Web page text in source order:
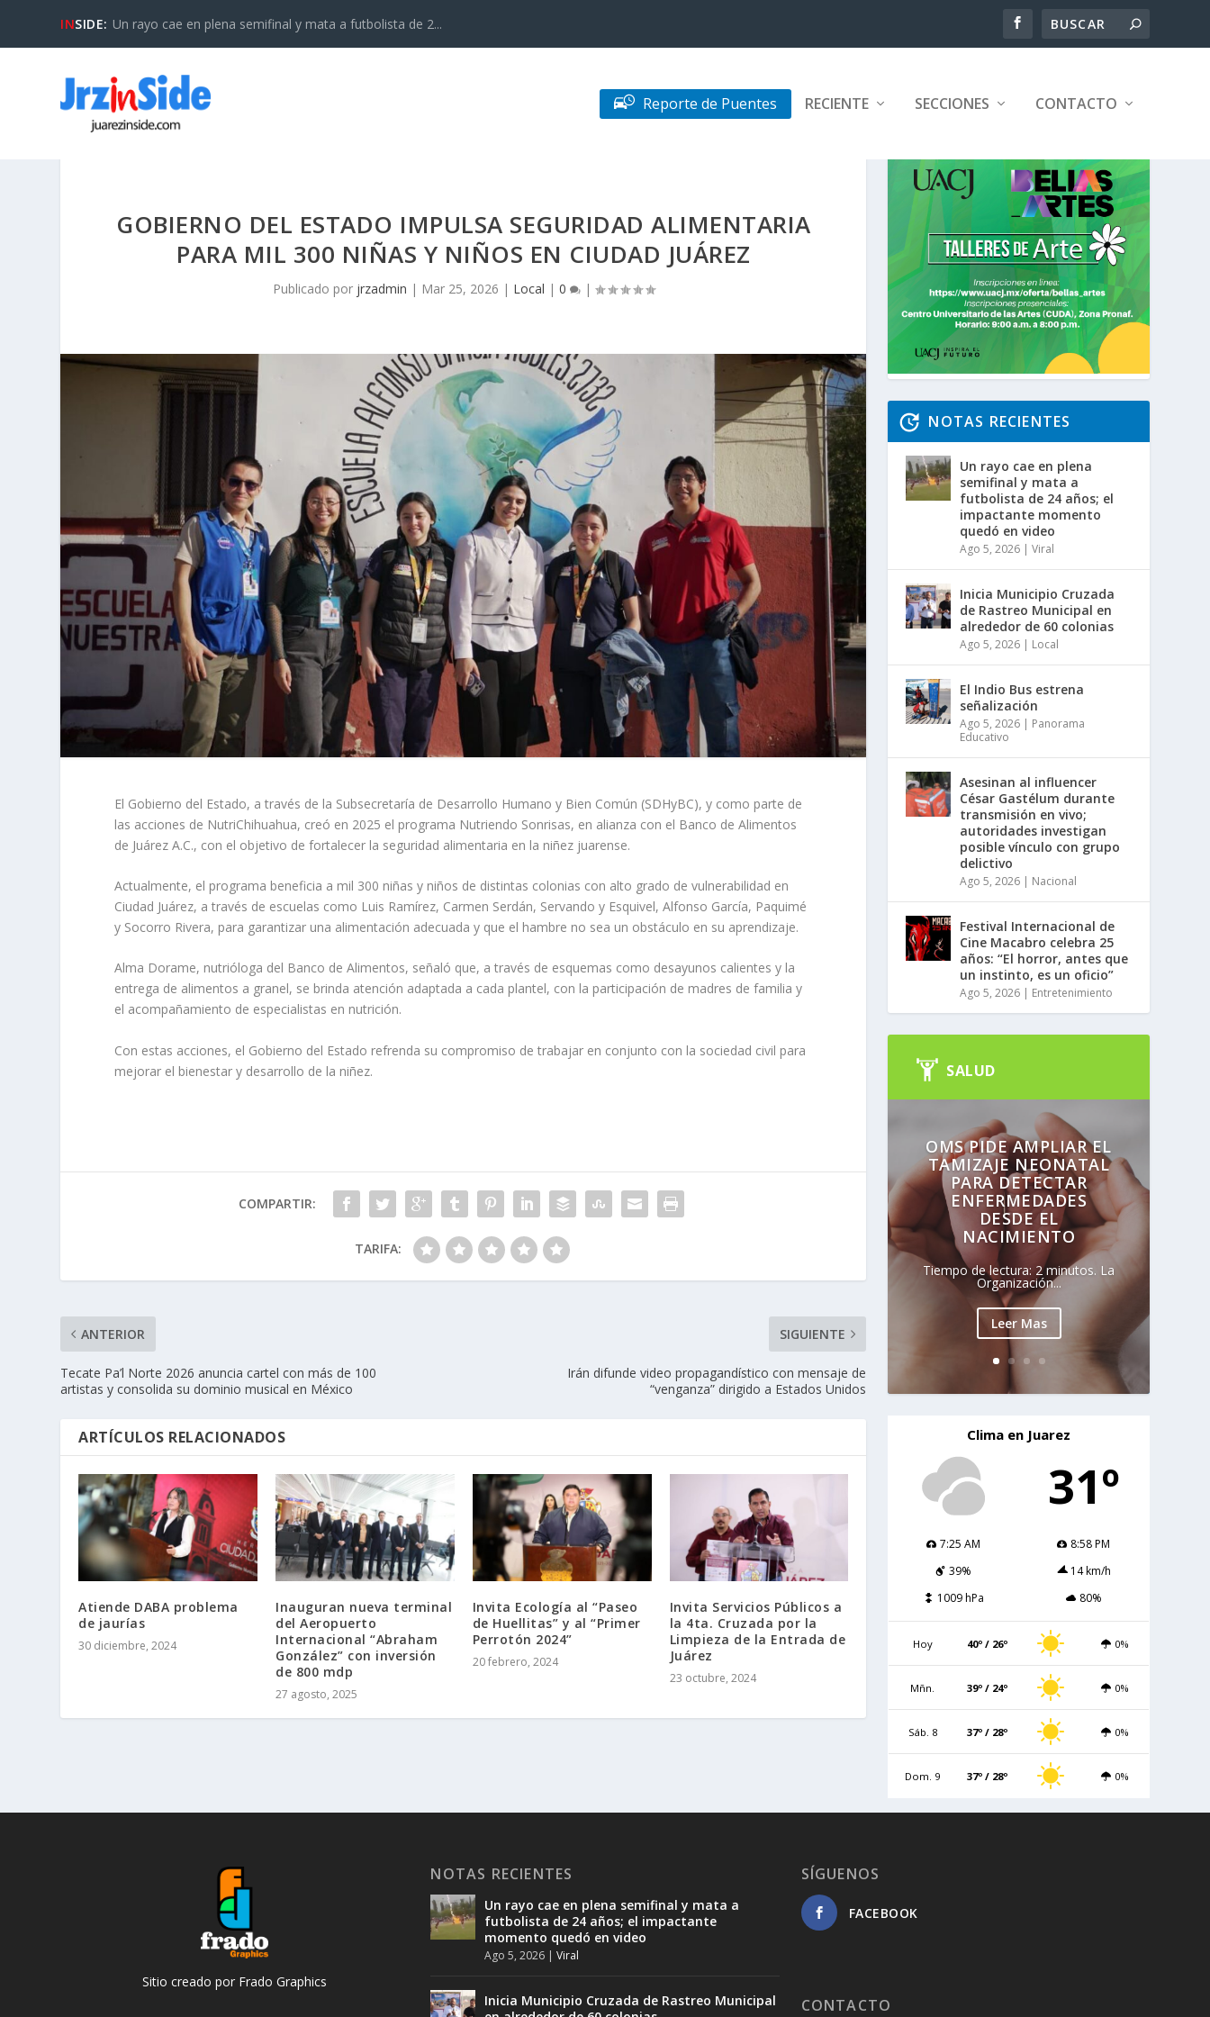
INSIDE: Un rayo cae en plena semifinal y mata a futbolista de 2...
Reporte de Puentes RECIENTE SECCIONES CONTACTO
GOBIERNO DEL ESTADO IMPULSA SEGURIDAD ALIMENTARIA
PARA MIL 300 NIÑAS Y NIÑOS EN CIUDAD JUÁREZ
Publicado por jrzadmin | Mar 25, 2026 | Local | 0 |
El Gobierno del Estado, a través de la Subsecretaría de Desarrollo Humano y Bien Común (SDHyBC), y como parte de
las acciones de NutriChihuahua, creó en 2025 el programa Nutriendo Sonrisas, en alianza con el Banco de Alimentos
de Juárez A.C., con el objetivo de fortalecer la seguridad alimentaria en la niñez juarense.
Actualmente, el programa beneficia a mil 300 niñas y niños de distintas colonias con alto grado de vulnerabilidad en
Ciudad Juárez, a través de escuelas como Luis Ramírez, Carmen Serdán, Servando y Esquivel, Alfonso García, Paquimé
y Socorro Rivera, para garantizar una alimentación adecuada y que el hambre no sea un obstáculo en su aprendizaje.
Alma Dorame, nutrióloga del Banco de Alimentos, señaló que, a través de esquemas como desayunos calientes y la
entrega de alimentos a granel, se brinda atención adaptada a cada plantel, con la participación de madres de familia y
el acompañamiento de especialistas en nutrición.
Con estas acciones, el Gobierno del Estado refrenda su compromiso de trabajar en conjunto con la sociedad civil para
mejorar el bienestar y desarrollo de la niñez.
COMPARTIR:
TARIFA:
ANTERIOR
Tecate Pa’l Norte 2026 anuncia cartel con más de 100
artistas y consolida su dominio musical en México
SIGUIENTE
Irán difunde video propagandístico con mensaje de
“venganza” dirigido a Estados Unidos
ARTÍCULOS RELACIONADOS
Atiende DABA problema
de jaurías
30 diciembre, 2024
Inauguran nueva terminal
del Aeropuerto
Internacional “Abraham
González” con inversión
de 800 mdp
27 agosto, 2025
Invita Ecología al “Paseo
de Huellitas” y al “Primer
Perrotón 2024”
20 febrero, 2024
Invita Servicios Públicos a
la 4ta. Cruzada por la
Limpieza de la Entrada de
Juárez
23 octubre, 2024
NOTAS RECIENTES
Un rayo cae en plena
semifinal y mata a
futbolista de 24 años; el
impactante momento
quedó en video
Ago 5, 2026 |Viral
Inicia Municipio Cruzada
de Rastreo Municipal en
alrededor de 60 colonias
Ago 5, 2026 | Local
El Indio Bus estrena
señalización
Ago 5, 2026 | Panorama
Educativo
Asesinan al influencer
César Gastélum durante
transmisión en vivo;
autoridades investigan
posible vínculo con grupo
delictivo
Ago 5, 2026 | Nacional
Festival Internacional de
Cine Macabro celebra 25
años: “El horror, antes que
un instinto, es un oficio”
Ago 5, 2026 | Entretenimiento
SALUD
OMS PIDE AMPLIAR EL
TAMIZAJE NEONATAL
PARA DETECTAR
ENFERMEDADES
DESDE EL
NACIMIENTO
Tiempo de lectura: 2 minutos. La
Organización...
Leer Mas
Clima en Juarez
31º
7:25 AM
8:58 PM
39%
14 km/h
1009 hPa
80%
Hoy 40º / 26º 0%
Mñn. 39º / 24º 0%
Sáb. 8 37º / 28º 0%
Dom. 9 37º / 28º 0%
Sitio creado por Frado Graphics
NOTAS RECIENTES
Un rayo cae en plena semifinal y mata a
futbolista de 24 años; el impactante
momento quedó en video
Ago 5, 2026 |Viral
Inicia Municipio Cruzada de Rastreo Municipal
SÍGUENOS
FACEBOOK
CONTACTO